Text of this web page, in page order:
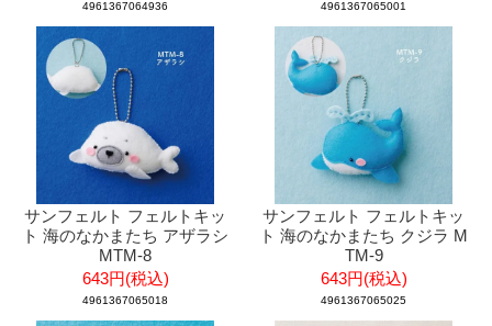
4961367064936 4961367065001
サンフェルト フェルトキッ
ト 海のなかまたち アザラシ
MTM-8
643円(税込)
4961367065018
サンフェルト フェルトキッ
ト 海のなかまたち クジラ M
TM-9
643円(税込)
4961367065025